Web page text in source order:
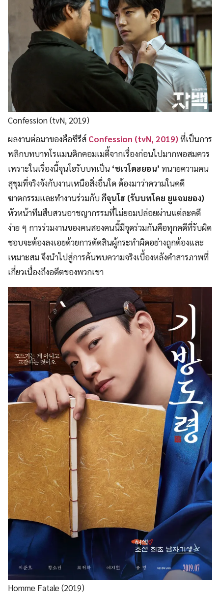
Confession (tvN, 2019)
ผลงานต่อมาของคือซีรีส์ Confession (tvN, 2019)ที่เป็นการ
พลิกบทบาทโรแมนติกคอมเมดี้จากเรื่องก่อนไปมากพอสมควร
เพราะในเรื่องนี้จุนโฮรับบทเป็น ‘ชเวโดฮยอน’ ทนายความคน
สุขุมที่จริงจังกับงานเหนือสิ่งอื่นใด ต้องมาว่าความในคดี
ฆาตกรรมและทำงานร่วมกับกีจุนโฮ (รับบทโดย ยูแจมยอง)
หัวหน้าทีมสืบสวนอาชญากรรมที่ไม่ยอมปล่อยผ่านแต่ละคดี
ง่าย ๆ การร่วมงานของคนสองคนนี้มีจุดร่วมกันคือทุกคดีที่รับผิด
ชอบจะต้องลงเอยด้วยการตัดสินผู้กระทำผิดอย่างถูกต้องและ
เหมาะสม จึงนำไปสู่การค้นพบความจริงเบื้องหลังคำสารภาพที่
เกี่ยวเนื่องถึงอดีตของพวกเขา
Homme Fatale (2019)